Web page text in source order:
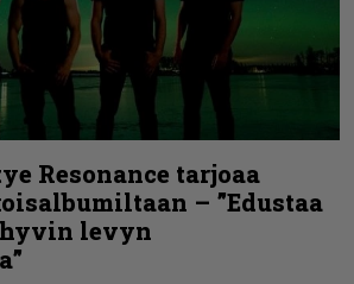
Resonance tarjoaa
– ”Edustaa
levyn